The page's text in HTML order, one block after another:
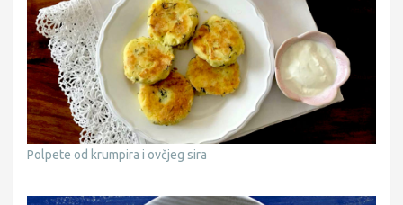
Polpete od krumpira i ovčjeg sira